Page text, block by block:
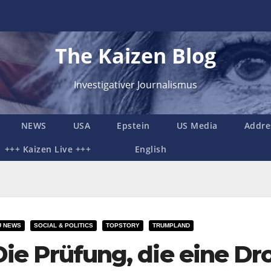
The Kaizen Blog
Investigativer Journalismus
NEWS USA Epstein US Media
+++ Kaizen Live +++ English
NEWS SOCIAL & POLITICS TOPSTORY TRUMPLAND
Prüfung, die eine